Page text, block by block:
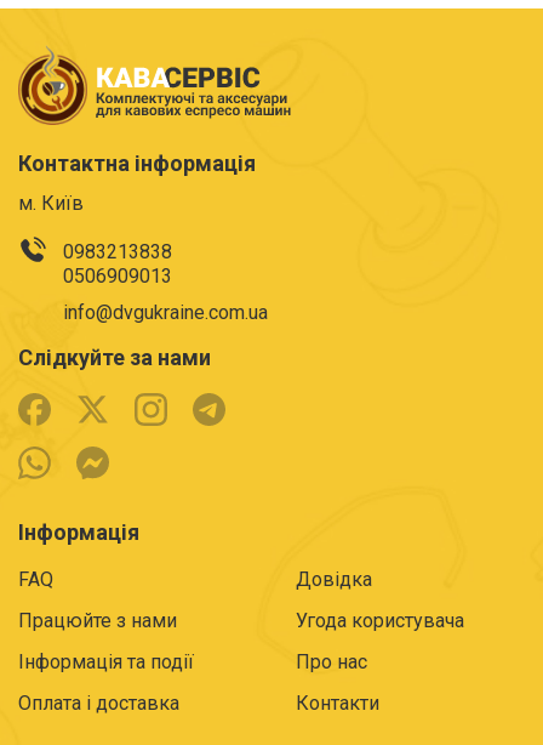
Контактна інформація
м. Київ
0983213838
0506909013
info@dvgukraine.com.ua
Слідкуйте за нами
Інформація
FAQ
Довідка
Працюйте з нами
Угода користувача
Інформація та події
Про нас
Оплата і доставка
Контакти